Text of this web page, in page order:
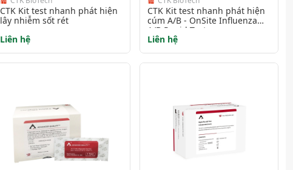
CTK Kit test nhanh phát hiện
lây nhiễm sốt rét
Liên hệ
CTK Kit test nhanh phát hiện
cúm A/B - OnSite Influenza
A/B Rapid Test
Liên hệ